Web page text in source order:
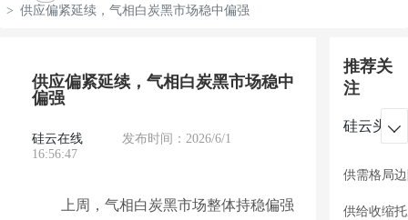
供应偏紧延续，气相白炭黑市场稳中偏强
供应偏紧延续，气相白炭黑市场稳中
偏强
硅云在线
发布时间：2026/6/1
16:56:47
上周，气相白炭黑市场整体持稳偏强
推荐关
注
硅云头条

供需格局
供给收缩